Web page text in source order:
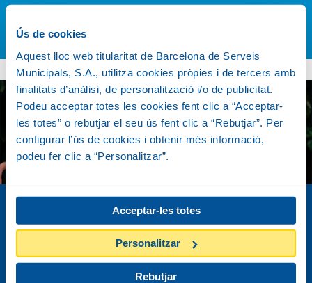
Ús de cookies
Aquest lloc web titularitat de Barcelona de Serveis
Municipals, S.A., utilitza cookies pròpies i de tercers amb
finalitats d’anàlisi, de personalització i/o de publicitat.
Podeu acceptar totes les cookies fent clic a “Acceptar-
les totes” o rebutjar el seu ús fent clic a “Rebutjar”. Per
configurar l’ús de cookies i obtenir més informació,
podeu fer clic a “Personalitzar”.
Acceptar-les totes
Personalitzar
Rebutjar
COM ARRIBAR-HI
Pots arribar al Zoo en transport
públic o privat
VÉS-HI